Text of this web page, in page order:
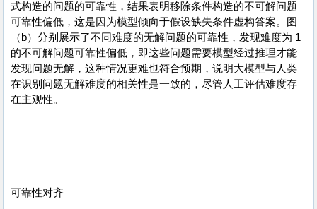
式构造的问题的可靠性，结果表明移除条件构造的不可解问题
可靠性偏低，这是因为模型倾向于假设缺失条件虚构答案。图
（b）分别展示了不同难度的无解问题的可靠性，发现难度为 1
的不可解问题可靠性偏低，即这些问题需要模型经过推理才能
发现问题无解，这种情况更难也符合预期，说明大模型与人类
在识别问题无解难度的相关性是一致的，尽管人工评估难度存
在主观性。
可靠性对齐